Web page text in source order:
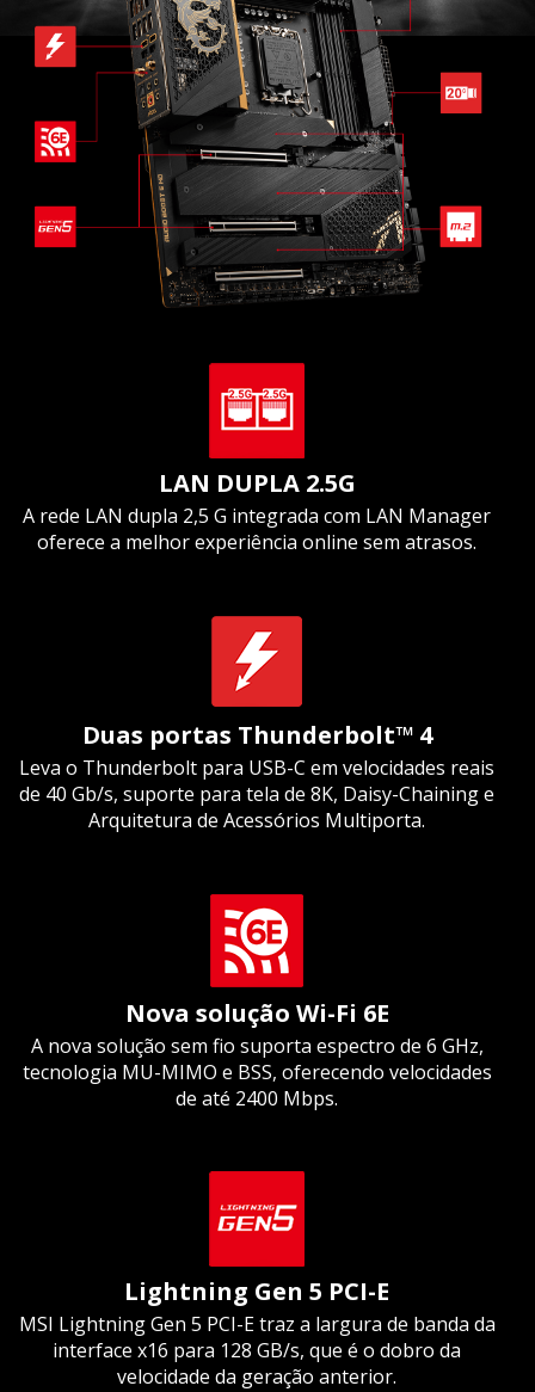
LAN DUPLA 2.5G
A rede LAN dupla 2,5 G integrada com LAN Manager
oferece a melhor experiência online sem atrasos.
Duas portas Thunderbolt™ 4
Leva o Thunderbolt para USB-C em velocidades reais
de 40 Gb/s, suporte para tela de 8K, Daisy-Chaining e
Arquitetura de Acessórios Multiporta.
Nova solução Wi-Fi 6E
A nova solução sem fio suporta espectro de 6 GHz,
tecnologia MU-MIMO e BSS, oferecendo velocidades
de até 2400 Mbps.
Lightning Gen 5 PCI-E
MSI Lightning Gen 5 PCI-E traz a largura de banda da
interface x16 para 128 GB/s, que é o dobro da
velocidade da geração anterior.